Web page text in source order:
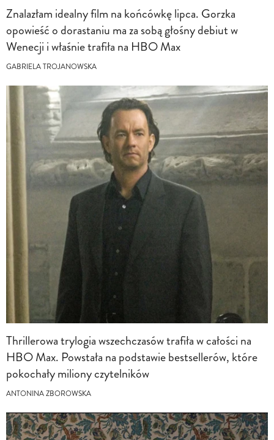
Znalazłam idealny film na końcówkę lipca. Gorzka
opowieść o dorastaniu ma za sobą głośny debiut w
Wenecji i właśnie trafiła na HBO Max
GABRIELA TROJANOWSKA
Thrillerowa trylogia wszechczasów trafiła w całości na
HBO Max. Powstała na podstawie bestsellerów, które
pokochały miliony czytelników
ANTONINA ZBOROWSKA